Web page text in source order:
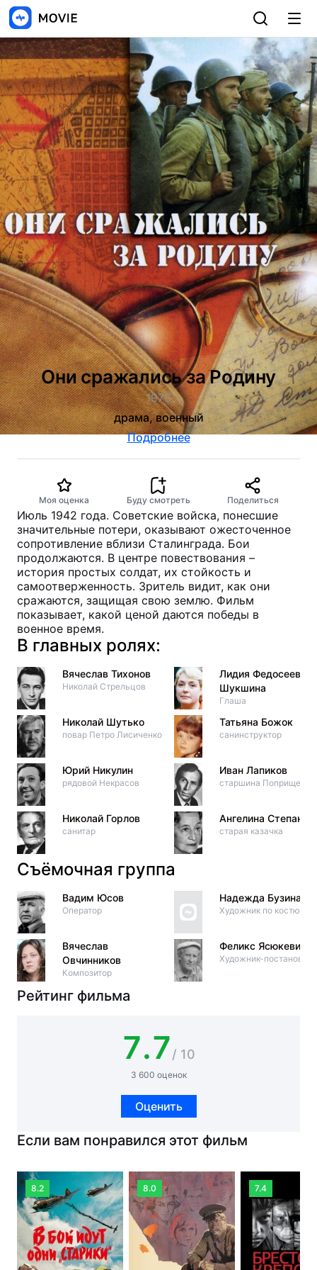
Они сражались за Родину
1975
драма, военный
Подробнее
Моя оценка Буду смотреть Поделиться
Июль 1942 года. Советские войска, понеcшие
значительные потери, оказывают ожесточенное
сопротивление вблизи Сталинграда. Бои
продолжаются. В центре повествования –
история простых солдат, их стойкость и
самоотверженность. Зритель видит, как они
сражаются, защищая свою землю. Фильм
показывает, какой ценой даются победы в
военное время.
В главных ролях:
Вячеслав Тихонов
Николай Стрельцов
Николай Шутько
повар Петро Лисиченко
Юрий Никулин
рядовой Некрасов
Николай Горлов
санитар
Лидия Федосеева-
Шукшина
Глаша
Татьяна Божок
санинструктор
Иван Лапиков
старшина Поприщенко
Ангелина
старая казачка
Съёмочная группа
Вадим Юсов
Оператор
Вячеслав
Овчинников
Композитор
Надежда Бузина
Художник по костюмам
Феликс Ясюкевич
Художник-
Рейтинг фильма
7.7/ 10
3 600 оценок
Оценить
Если вам понравился этот фильм
8.2 8.0 7.4